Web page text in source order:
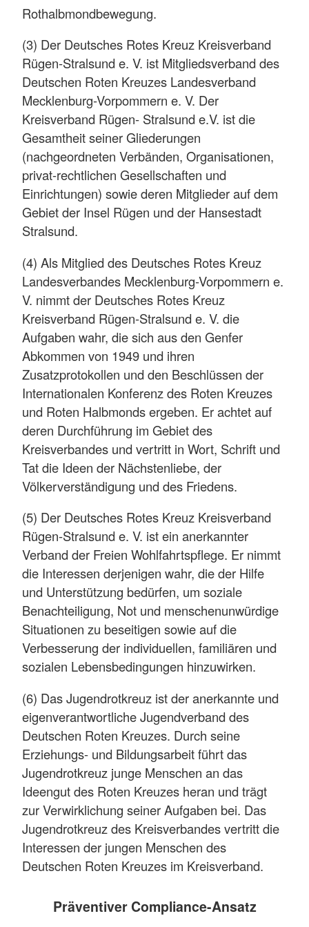
Rothalbmondbewegung.
(3) Der Deutsches Rotes Kreuz Kreisverband
Rügen-Stralsund e. V. ist Mitgliedsverband des
Deutschen Roten Kreuzes Landesverband
Mecklenburg-Vorpommern e. V. Der
Kreisverband Rügen- Stralsund e.V. ist die
Gesamtheit seiner Gliederungen
(nachgeordneten Verbänden, Organisationen,
privat-rechtlichen Gesellschaften und
Einrichtungen) sowie deren Mitglieder auf dem
Gebiet der Insel Rügen und der Hansestadt
Stralsund.
(4) Als Mitglied des Deutsches Rotes Kreuz
Landesverbandes Mecklenburg-Vorpommern e.
V. nimmt der Deutsches Rotes Kreuz
Kreisverband Rügen-Stralsund e. V. die
Aufgaben wahr, die sich aus den Genfer
Abkommen von 1949 und ihren
Zusatzprotokollen und den Beschlüssen der
Internationalen Konferenz des Roten Kreuzes
und Roten Halbmonds ergeben. Er achtet auf
deren Durchführung im Gebiet des
Kreisverbandes und vertritt in Wort, Schrift und
Tat die Ideen der Nächstenliebe, der
Völkerverständigung und des Friedens.
(5) Der Deutsches Rotes Kreuz Kreisverband
Rügen-Stralsund e. V. ist ein anerkannter
Verband der Freien Wohlfahrtspflege. Er nimmt
die Interessen derjenigen wahr, die der Hilfe
und Unterstützung bedürfen, um soziale
Benachteiligung, Not und menschenunwürdige
Situationen zu beseitigen sowie auf die
Verbesserung der individuellen, familiären und
sozialen Lebensbedingungen hinzuwirken.
(6) Das Jugendrotkreuz ist der anerkannte und
eigenverantwortliche Jugendverband des
Deutschen Roten Kreuzes. Durch seine
Erziehungs- und Bildungsarbeit führt das
Jugendrotkreuz junge Menschen an das
Ideengut des Roten Kreuzes heran und trägt
zur Verwirklichung seiner Aufgaben bei. Das
Jugendrotkreuz des Kreisverbandes vertritt die
Interessen der jungen Menschen des
Deutschen Roten Kreuzes im Kreisverband.
Präventiver Compliance-Ansatz